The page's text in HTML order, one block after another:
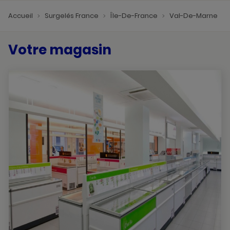
Accueil Surgelés France Île-De-France Val-De-Marne
Votre magasin